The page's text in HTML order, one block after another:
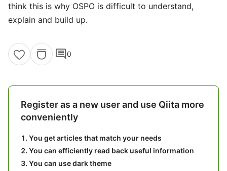
think this is why OSPO is difficult to understand,
explain and build up.
comment0
Register as a new user and use Qiita more
conveniently
You get articles that match your needs
You can efficiently read back useful information
You can use dark theme